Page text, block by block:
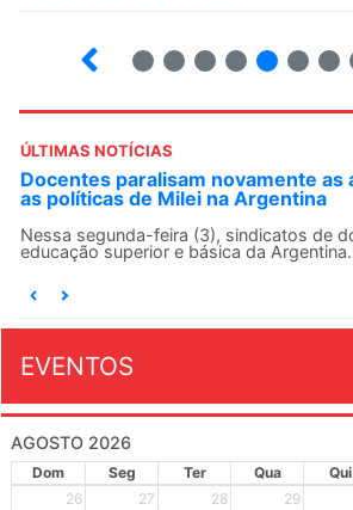
ÚLTIMAS NOTÍCIAS
Docentes paralisam novamente as
as políticas de Milei na Argentina
Nessa segunda-feira (3), sindicatos de
educação superior e básica da
EVENTOS
AGOSTO 2026
Dom Seg Ter Qua Qui
26
27 28 29